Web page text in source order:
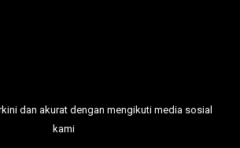
dan akurat dengan mengikuti media sosial
kami